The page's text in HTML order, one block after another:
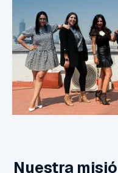
Nuestra